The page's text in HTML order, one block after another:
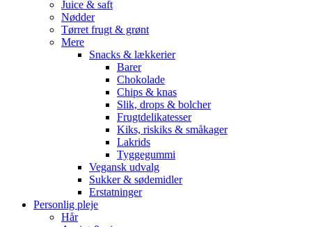
Juice & saft
Nødder
Tørret frugt & grønt
Mere
Snacks & lækkerier
Barer
Chokolade
Chips & knas
Slik, drops & bolcher
Frugtdelikatesser
Kiks, riskiks & småkager
Lakrids
Tyggegummi
Vegansk udvalg
Sukker & sødemidler
Erstatninger
Personlig pleje
Hår